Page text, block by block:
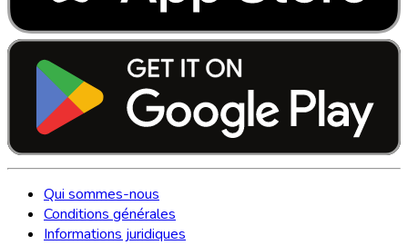
Qui sommes-nous
Conditions générales
Informations juridiques